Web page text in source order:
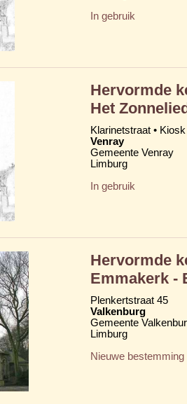
In gebruik
Hervormde
Het
Klarinetstraat •
Venray
Gemeente Venray
Limburg
In gebruik
Hervormde
Emmakerk -
Plenkertstraat 45
Valkenburg
Gemeente
Limburg
Nieuwe bestemming